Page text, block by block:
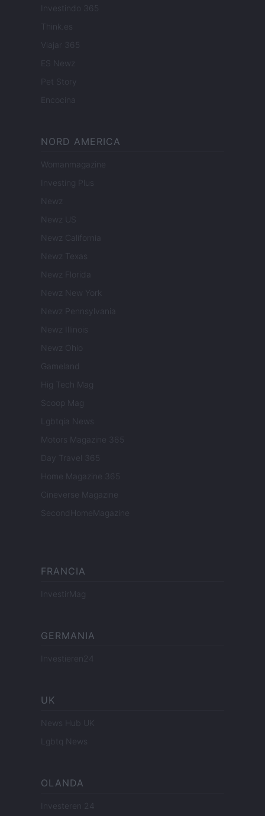
Investindo 365
Think.es
Viajar 365
ES Newz
Pet Story
Encocina
NORD AMERICA
Womanmagazine
Investing Plus
Newz
Newz US
Newz California
Newz Texas
Newz Florida
Newz New York
Newz Pennsylvania
Newz Illinois
Newz Ohio
Gameland
Hig Tech Mag
Scoop Mag
Lgbtqia News
Motors Magazine 365
Day Travel 365
Home Magazine 365
Cineverse Magazine
SecondHomeMagazine
FRANCIA
InvestirMag
GERMANIA
Investieren24
UK
News Hub UK
Lgbtq News
OLANDA
Investeren 24